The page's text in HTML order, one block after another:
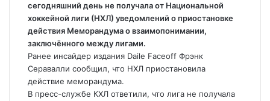
сегодняшний день не получала от Национальной
хоккейной лиги (НХЛ) уведомлений о приостановке
действия Меморандума о взаимопонимании,
заключённого между лигами.
Ранее инсайдер издания Daile Faceoff Фрэнк
Серавалли сообщил, что НХЛ приостановила
действие меморандума.
В пресс-службе КХЛ ответили, что лига не получала